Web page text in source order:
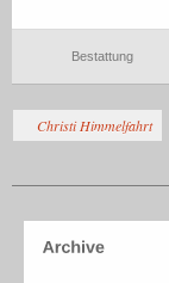
Bestattung
Christi Himmelfahrt